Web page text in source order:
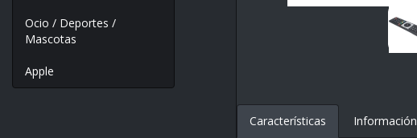
Ocio / Deportes /
Mascotas
Apple
Características Información